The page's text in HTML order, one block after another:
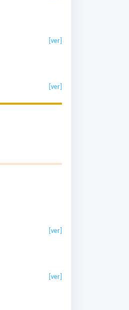
[ver]
[ver]
[ver]
[ver]